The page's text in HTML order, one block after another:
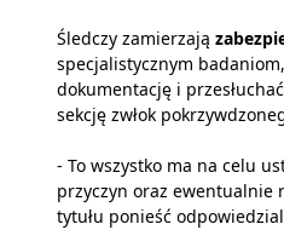
Śledczy zamierzają
specjalistycznym
dokumentację i
sekcję zwłok
- To wszystko ma na celu
przyczyn oraz ewentualnie
tytułu ponieść